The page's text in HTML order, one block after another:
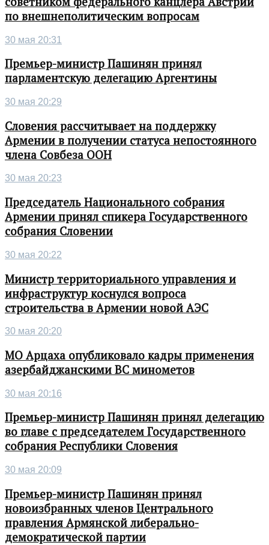
по внешнеполитическим вопросам
30 мая 20:31
Премьер-министр Пашинян принял
парламентскую делегацию Аргентины
30 мая 20:29
Словения рассчитывает на поддержку
Армении в получении статуса непостоянного
члена Совбеза ООН
30 мая 20:23
Председатель Национального собрания
Армении принял спикера Государственного
собрания Словении
30 мая 20:22
Министр территориального управления и
инфраструктур коснулся вопроса
строительства в Армении новой АЭС
30 мая 20:20
МО Арцаха опубликовало кадры применения
азербайджанскими ВС минометов
30 мая 20:16
Премьер-министр Пашинян принял делегацию
во главе с председателем Государственного
собрания Республики Словения
30 мая 20:09
Премьер-министр Пашинян принял
новоизбранных членов Центрального
правления Армянской либерально-
демократической партии